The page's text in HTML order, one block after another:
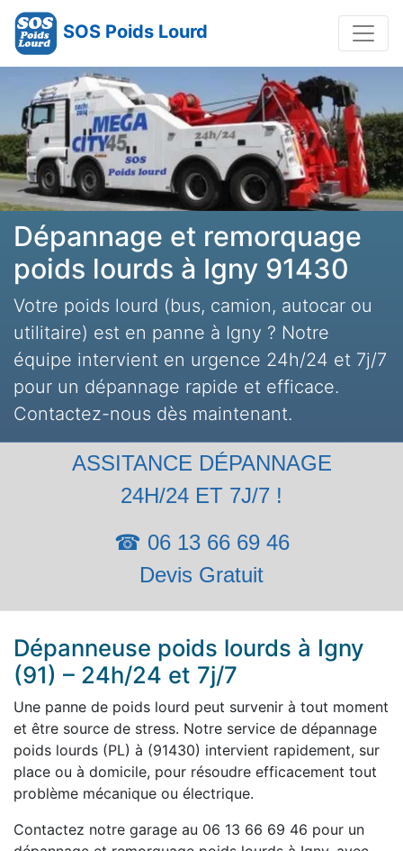
SOS Poids Lourd
Dépannage et remorquage
poids lourds à Igny 91430
Votre poids lourd (bus, camion, autocar ou
utilitaire) est en panne à Igny ? Notre
équipe intervient en urgence 24h/24 et 7j/7
pour un dépannage rapide et efficace.
Contactez-nous dès maintenant.
ASSITANCE DÉPANNAGE
24H/24 ET 7J/7 !
☎ 06 13 66 69 46
Devis Gratuit
Dépanneuse poids lourds à Igny
(91) – 24h/24 et 7j/7
Une panne de poids lourd peut survenir à tout moment
et être source de stress. Notre service de dépannage
poids lourds (PL) à (91430) intervient rapidement, sur
place ou à domicile, pour résoudre efficacement tout
problème mécanique ou électrique.
Contactez notre garage au 06 13 66 69 46 pour un